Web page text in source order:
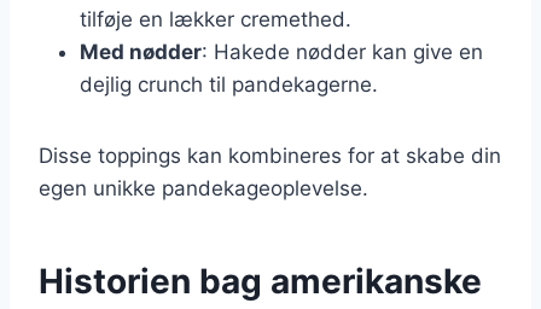
tilføje en lækker cremethed.
Med nødder: Hakede nødder kan give en
dejlig crunch til pandekagerne.
Disse toppings kan kombineres for at skabe din
egen unikke pandekageoplevelse.
Historien bag amerikanske